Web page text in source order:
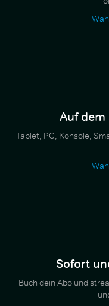
Auf dem
Tablet, PC, Konsole,
Sofort
Buch dein Abo und